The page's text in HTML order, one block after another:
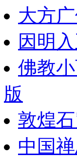
大方
因明
佛教
版
敦煌
中国